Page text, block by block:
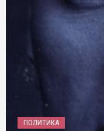
ПОЛИТИКА